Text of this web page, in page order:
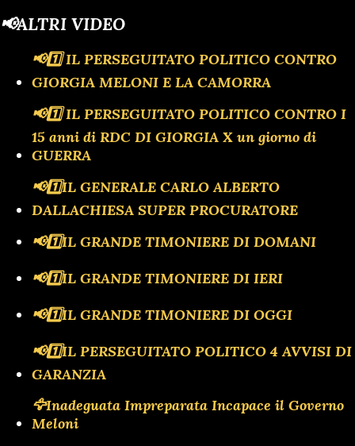
📢ALTRI VIDEO
📢1️⃣ IL PERSEGUITATO POLITICO CONTRO
GIORGIA MELONI E LA CAMORRA
📢1️⃣ IL PERSEGUITATO POLITICO CONTRO I
15 anni di RDC DI GIORGIA X un giorno di
GUERRA
📢1️⃣IL GENERALE CARLO ALBERTO
DALLACHIESA SUPER PROCURATORE
📢1️⃣IL GRANDE TIMONIERE DI DOMANI
📢1️⃣IL GRANDE TIMONIERE DI IERI
📢1️⃣IL GRANDE TIMONIERE DI OGGI
📢1️⃣IL PERSEGUITATO POLITICO 4 AVVISI DI
GARANZIA
🦅Inadeguata Impreparata Incapace il Governo
Meloni